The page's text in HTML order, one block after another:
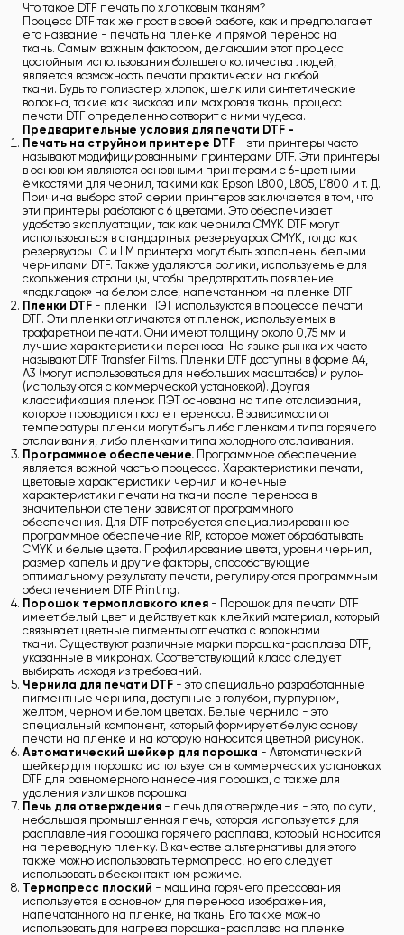
Что такое DTF печать по хлопковым тканям?
Процесс DTF так же прост в своей работе, как и предполагает
его название - печать на пленке и прямой перенос на
ткань. Самым важным фактором, делающим этот процесс
достойным использования большего количества людей,
является возможность печати практически на любой
ткани. Будь то полиэстер, хлопок, шелк или синтетические
волокна, такие как вискоза или махровая ткань, процесс
печати DTF определенно сотворит с ними чудеса.
Предварительные условия для печати DTF -
Печать на струйном принтере DTF - эти принтеры часто
называют модифицированными принтерами DTF. Эти принтеры
в основном являются основными принтерами с 6-цветными
ёмкостями для чернил, такими как Epson L800, L805, L1800 и т. Д.
Причина выбора этой серии принтеров заключается в том, что
эти принтеры работают с 6 цветами. Это обеспечивает
удобство эксплуатации, так как чернила CMYK DTF могут
использоваться в стандартных резервуарах CMYK, тогда как
резервуары LC и LM принтера могут быть заполнены белыми
чернилами DTF. Также удаляются ролики, используемые для
скольжения страницы, чтобы предотвратить появление
«подкладок» на белом слое, напечатанном на пленке DTF.
Пленки DTF - пленки ПЭТ используются в процессе печати
DTF. Эти пленки отличаются от пленок, используемых в
трафаретной печати. Они имеют толщину около 0,75 мм и
лучшие характеристики переноса. На языке рынка их часто
называют DTF Transfer Films. Пленки DTF доступны в форме A4,
A3 (могут использоваться для небольших масштабов) и рулон
(используются с коммерческой установкой). Другая
классификация пленок ПЭТ основана на типе отслаивания,
которое проводится после переноса. В зависимости от
температуры пленки могут быть либо пленками типа горячего
отслаивания, либо пленками типа холодного отслаивания.
Программное обеспечение. Программное обеспечение
является важной частью процесса. Характеристики печати,
цветовые характеристики чернил и конечные
характеристики печати на ткани после переноса в
значительной степени зависят от программного
обеспечения. Для DTF потребуется специализированное
программное обеспечение RIP, которое может обрабатывать
CMYK и белые цвета. Профилирование цвета, уровни чернил,
размер капель и другие факторы, способствующие
оптимальному результату печати, регулируются программным
обеспечением DTF Printing.
Порошок термоплавкого клея - Порошок для печати DTF
имеет белый цвет и действует как клейкий материал, который
связывает цветные пигменты отпечатка с волокнами
ткани. Существуют различные марки порошка-расплава DTF,
указанные в микронах. Соответствующий класс следует
выбирать исходя из требований.
Чернила для печати DTF - это специально разработанные
пигментные чернила, доступные в голубом, пурпурном,
желтом, черном и белом цветах. Белые чернила - это
специальный компонент, который формирует белую основу
печати на пленке и на которую наносится цветной рисунок.
Автоматический шейкер для порошка - Автоматический
шейкер для порошка используется в коммерческих установках
DTF для равномерного нанесения порошка, а также для
удаления излишков порошка.
Печь для отверждения - печь для отверждения - это, по сути,
небольшая промышленная печь, которая используется для
расплавления порошка горячего расплава, который наносится
на переводную пленку. В качестве альтернативы для этого
также можно использовать термопресс, но его следует
использовать в бесконтактном режиме.
Термопресс плоский - машина горячего прессования
используется в основном для переноса изображения,
напечатанного на пленке, на ткань. Его также можно
использовать для нагрева порошка-расплава на пленке